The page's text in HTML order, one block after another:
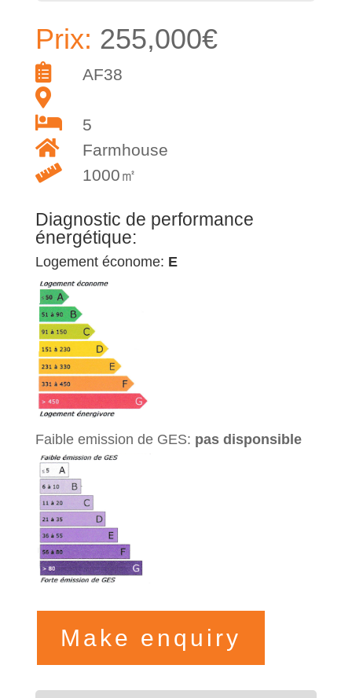
Prix: 255,000€
AF38
5
Farmhouse
1000㎡
Diagnostic de performance
énergétique:
Logement économe: E
Faible emission de GES: pas disponsible
Make enquiry